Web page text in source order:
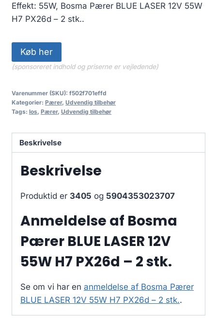
Effekt: 55W, Bosma Pærer BLUE LASER 12V 55W
H7 PX26d – 2 stk..
Køb her
(sponsoreret indhold og priserne er vejledende)
Varenummer (SKU): f502f701effd
Kategorier: Pærer, Udvendig tilbehør
Tags: los, Pærer, Udvendig tilbehør
Beskrivelse
Beskrivelse
Produktid er 3405 og 5904353023707
Anmeldelse af Bosma
Pærer BLUE LASER 12V
55W H7 PX26d – 2 stk.
Se om vi har en anmeldelse af Bosma Pærer
BLUE LASER 12V 55W H7 PX26d – 2 stk..